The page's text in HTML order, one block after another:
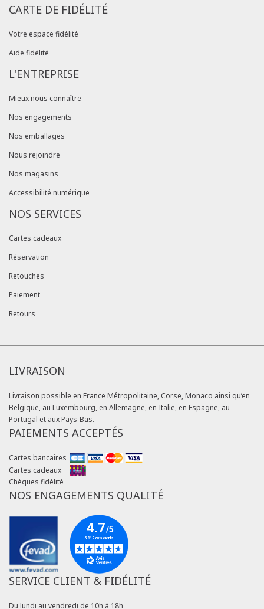
CARTE DE FIDÉLITÉ
Votre espace fidélité
Aide fidélité
L'ENTREPRISE
Mieux nous connaître
Nos engagements
Nos emballages
Nous rejoindre
Nos magasins
Accessibilité numérique
NOS SERVICES
Cartes cadeaux
Réservation
Retouches
Paiement
Retours
LIVRAISON
Livraison possible en France Métropolitaine, Corse, Monaco ainsi qu’en
Belgique, au Luxembourg, en Allemagne, en Italie, en Espagne, au
Portugal et aux Pays-Bas.
PAIEMENTS ACCEPTÉS
Cartes bancaires
Cartes cadeaux
Chèques fidélité
NOS ENGAGEMENTS QUALITÉ
SERVICE CLIENT & FIDÉLITÉ
Du lundi au vendredi de 10h à 18h